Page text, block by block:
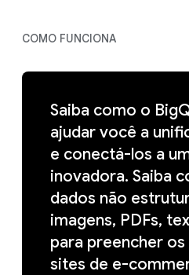
COMO FUNCIONA
Saiba como o
ajudar você a
e conectá-los a
inovadora. Saiba
dados não
imagens, PDFs,
para preencher
sites de e-